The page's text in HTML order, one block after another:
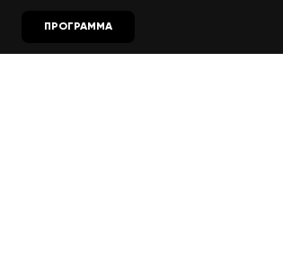
ПРОГРАММА